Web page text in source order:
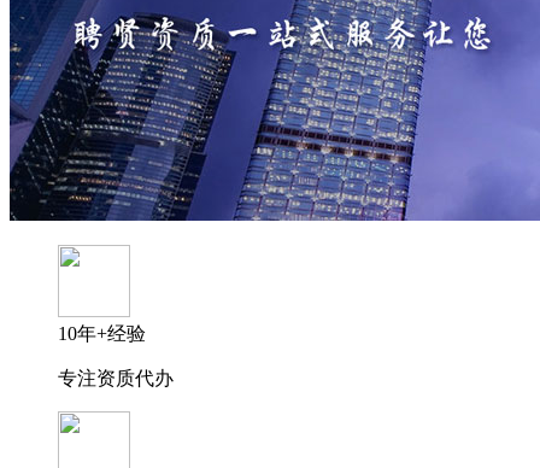
10年+经验
专注资质代办